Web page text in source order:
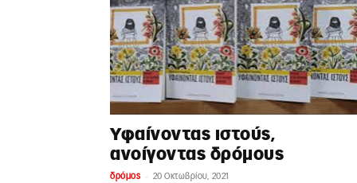
Υφαίνοντας ιστούς,
ανοίγοντας δρόμους
δρόμος - 20 Οκτωβρίου, 2021